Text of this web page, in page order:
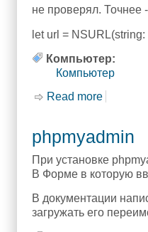
не проверял. Точнее
let url =
Компьютер:
Компьютер
Read more
phpmyadmin
При установке
В Форме в которую
В документации
загружать его